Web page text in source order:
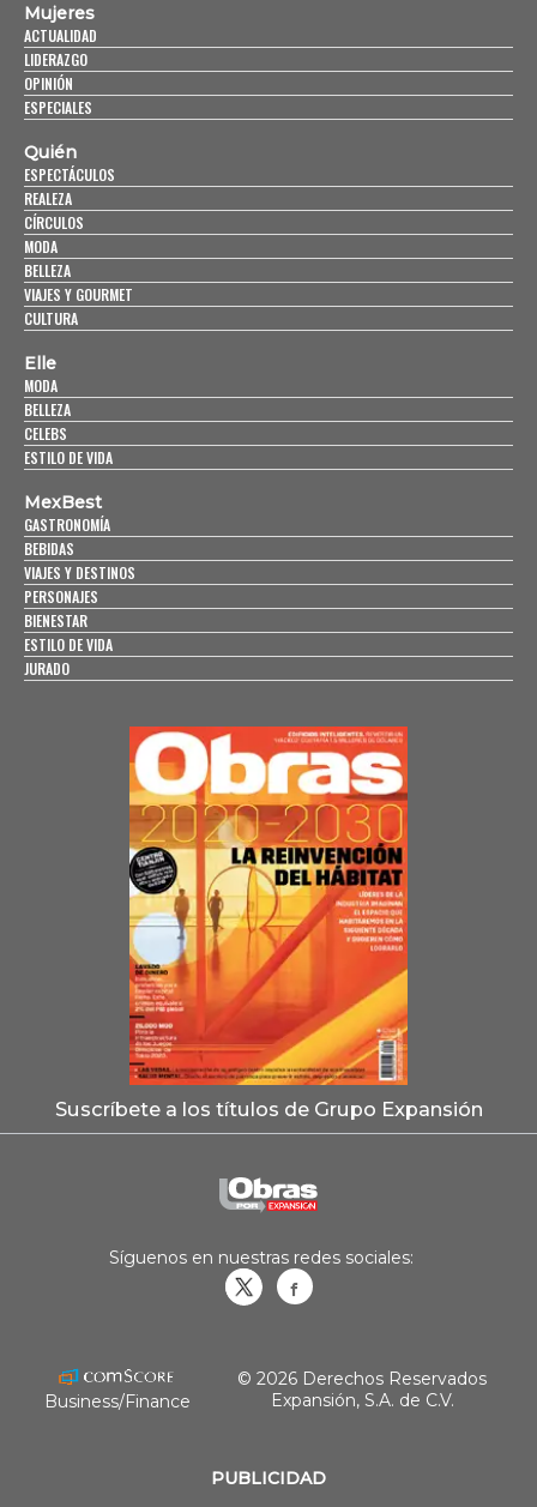
Mujeres
ACTUALIDAD
LIDERAZGO
OPINIÓN
ESPECIALES
Quién
ESPECTÁCULOS
REALEZA
CÍRCULOS
MODA
BELLEZA
VIAJES Y GOURMET
CULTURA
Elle
MODA
BELLEZA
CELEBS
ESTILO DE VIDA
MexBest
GASTRONOMÍA
BEBIDAS
VIAJES Y DESTINOS
PERSONAJES
BIENESTAR
ESTILO DE VIDA
JURADO
Suscríbete a los títulos de Grupo Expansión
PUBLICIDAD
Síguenos en nuestras redes sociales:
Business/Finance
© 2026 Derechos Reservados
Expansión, S.A. de C.V.